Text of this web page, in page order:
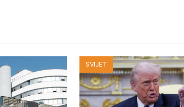
SVIJET